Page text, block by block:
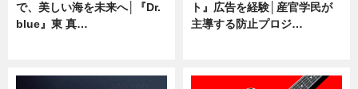
で、美しい海を未来へ│『Dr.
blue』東 真…
ト』広告を経験│産官学民が
主導する防止プロジ…